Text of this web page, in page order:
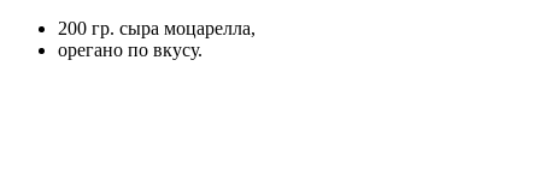
200 гр. сыра моцарелла,
орегано по вкусу.